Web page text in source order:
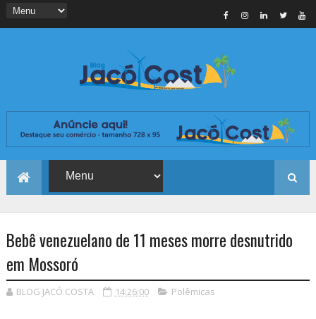
Bebê venezuelano de 11 meses morre desnutrido
em Mossoró
BLOG JACÓ COSTA 14:26:00 Polêmicas